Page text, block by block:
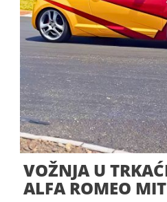
VOŽNJA U
ALFA ROMEO